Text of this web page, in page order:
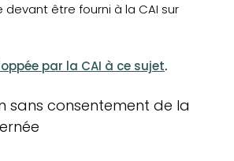
devant être fourni à la CAI sur
new tab)par la CAI à ce sujet.
sans consentement de la